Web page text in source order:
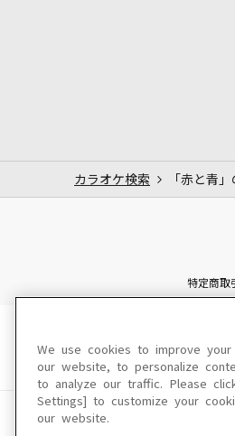
カラオケ検索 「赤と青
特定商取
このサ
We use cookies to improve your
our website, to personalize
to analyze our traffic. Please
Settings] to customize your
our website.